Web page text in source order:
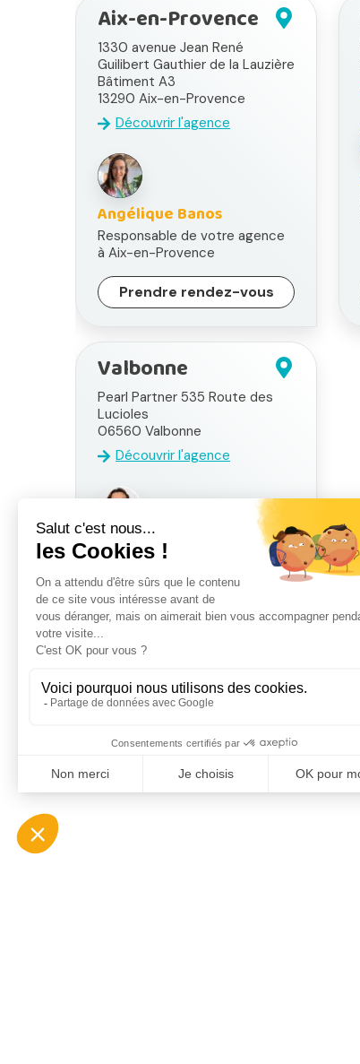
Aix-en-Provence
1330 avenue Jean René
Guilibert Gauthier de la Lauzière
Bâtiment A3
13290 Aix-en-Provence
Découvrir l'agence
Angélique Banos
Responsable de votre agence
à Aix-en-Provence
Prendre rendez-vous
Valbonne
Pearl Partner 535 Route des
Lucioles
06560 Valbonne
Découvrir l'agence
Céline Romain
Responsable de votre agence
à Valbonne
Prendre rendez-vous